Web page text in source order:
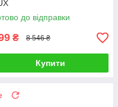
до відправки
₴ 8 546 ₴
Купити